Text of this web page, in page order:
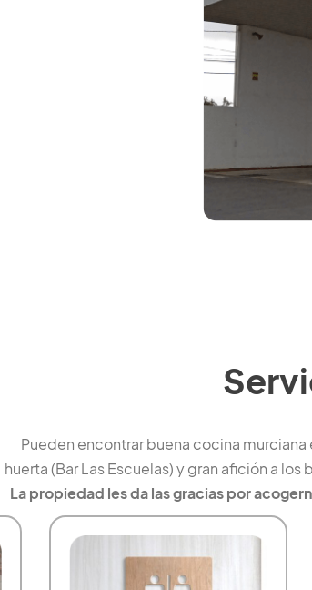
Pueden encontrar buena cocina
huerta (Bar Las Escuelas) y gran afición a
La propiedad les da las gracias por